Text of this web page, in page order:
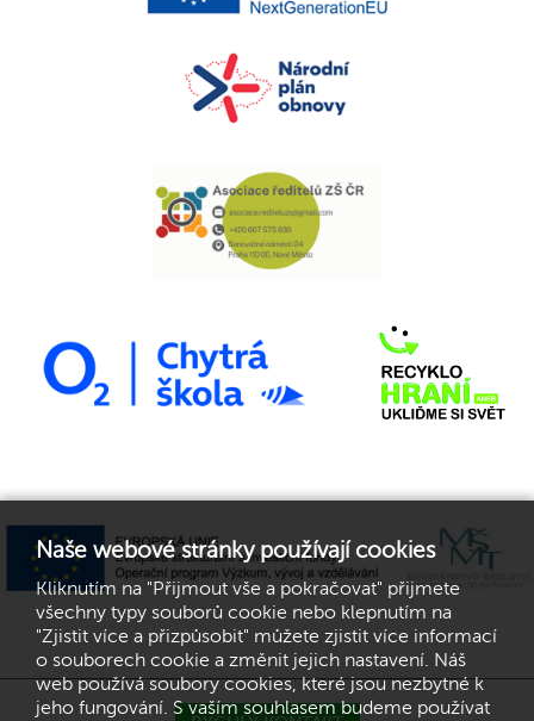
Naše webové stránky používají cookies
Kliknutím na "Přijmout vše a pokračovat" přijmete
všechny typy souborů cookie nebo klepnutím na
"Zjistit více a přizpůsobit" můžete zjistit více informací
o souborech cookie a změnit jejich nastavení. Náš
web používá soubory cookies, které jsou nezbytné k
jeho fungování. S vaším souhlasem budeme používat